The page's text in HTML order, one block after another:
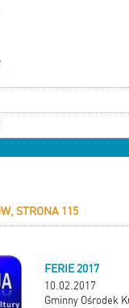
STRONA 115
FERIE 2017
10.02.2017
Gminny Ośrodek